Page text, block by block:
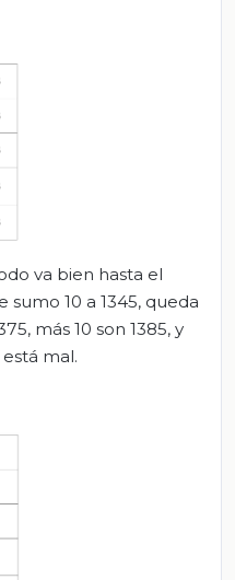
va bien hasta el
10 a 1345, queda
más 10 son 1385, y
mal.